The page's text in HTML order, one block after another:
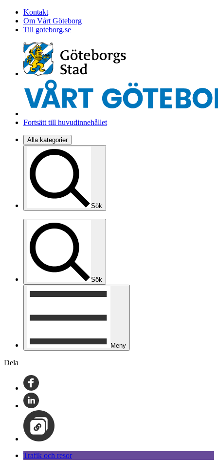
Kontakt
Om Vårt Göteborg
Till goteborg.se
Fortsätt till huvudinnehållet
Alla kategorier
Sök
Sök
Meny
Dela
Trafik och resor